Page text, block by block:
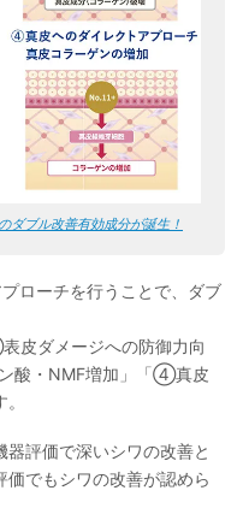
ダブル改善有効成分が誕生！
ローチを行うことで、ダブ
皮ダメージへの防御力向
酸・NMF増加」「④真皮
評価で深いシワの改善と
でもシワの改善が認めら